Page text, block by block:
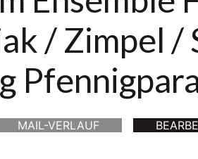
/ Zimpel /
MAIL-VERLAUF